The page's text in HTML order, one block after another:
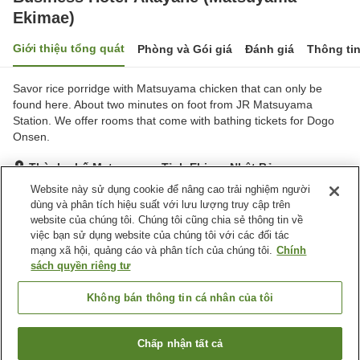
Ekimae)
Giới thiệu tổng quát Phòng và Gói giá Đánh giá Thông
Savor rice porridge with Matsuyama chicken that can only be
found here. About two minutes on foot from JR Matsuyama
Station. We offer rooms that come with bathing tickets for Dogo
Onsen.
Thành phố Matsuyama, Tỉnh Ehime, Nhật Bản
Hiển thị trên bản đồ
Rất tốt Đánh giá:68lượt
Tiện nghi chỗ nghỉ
Bãi đỗ xe
Nhà hàng
Máy bán hàng tự động
Giặt ủi có phí
Tỉnh Ehime
Business Hotel Akayane (Matsuyama Ekimae)
Tìm phòng trống
Website này sử dụng cookie để nâng cao trải nghiệm người
dùng và phân tích hiệu suất với lưu lượng truy cập trên
website của chúng tôi. Chúng tôi cũng chia sẻ thông tin về
việc bạn sử dụng website của chúng tôi với các đối tác
mạng xã hội, quảng cáo và phân tích của chúng tôi. Chính
sách quyền riêng tư
Không bán thông tin cá nhân của tôi
Chấp nhận tất cả